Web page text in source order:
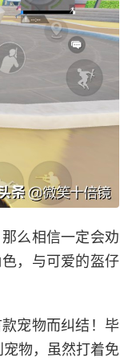
么相信一定会劝
，与可爱的盔仔
宠物而纠结！毕
物，虽然打着免